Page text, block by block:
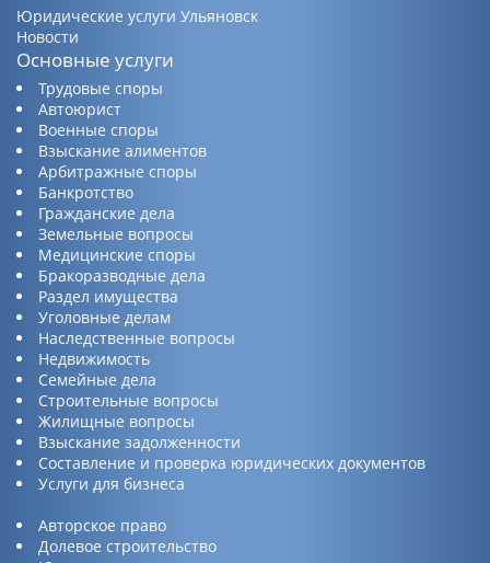
Юридические услуги Ульяновск
Новости
Основные услуги
Трудовые споры
Автоюрист
Военные споры
Взыскание алиментов
Арбитражные споры
Банкротство
Гражданские дела
Земельные вопросы
Медицинские споры
Бракоразводные дела
Раздел имущества
Уголовные делам
Наследственные вопросы
Недвижимость
Семейные дела
Строительные вопросы
Жилищные вопросы
Взыскание задолженности
Составление и проверка юридических документов
Услуги для бизнеса
Авторское право
Долевое строительство